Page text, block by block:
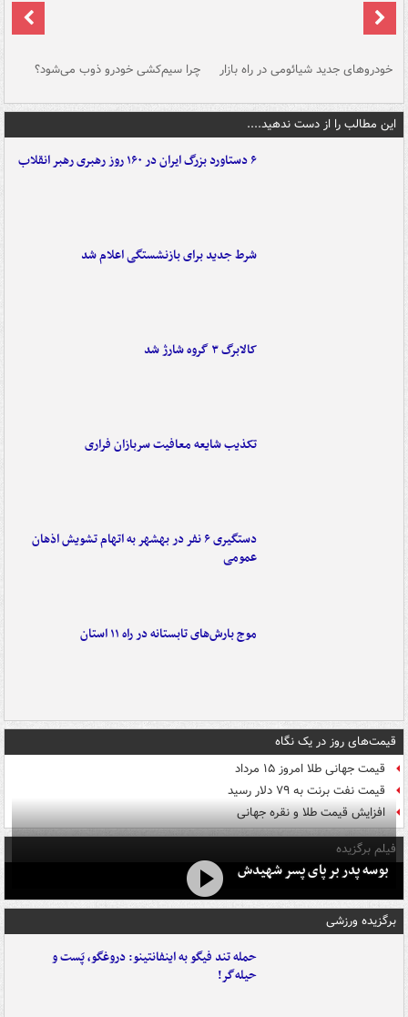
خودروهای جدید شیائومی در راه بازار چرا سیم‌کشی خودرو ذوب می‌شود؟
این مطالب را از دست ندهید....
۶ دستاورد بزرگ ایران در ۱۶۰ روز رهبری رهبر انقلاب
شرط جدید برای بازنشستگی اعلام شد
کالابرگ ۳ گروه شارژ شد
تکذیب شایعه معافیت سربازان فراری
دستگیری ۶ نفر در بهشهر به اتهام تشویش اذهان
عمومی
موج بارش‌های تابستانه در راه ۱۱ استان
قیمت‌های روز در یک نگاه
قیمت جهانی طلا امروز ۱۵ مرداد
قیمت نفت برنت به ۷۹ دلار رسید
افزایش قیمت طلا و نقره جهانی
فیلم برگزیده
بوسه‌ پدر بر پای پسر شهیدش
برگزیده ورزشی
حمله تند فیگو به اینفانتینو: دروغگو، پَست‌ و
حیله‌گر!